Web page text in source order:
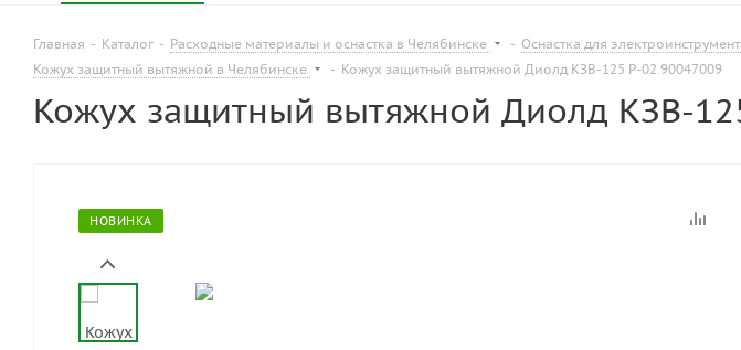
Главная - Каталог - Расходные материалы и оснастка в Челябинске - Оснастка для
Кожух защитный вытяжной в Челябинске
- Кожух защитный вытяжной Диолд КЗВ-125 Р-02 90047009
Кожух защитный вытяжной Диолд КЗВ-
НОВИНКА